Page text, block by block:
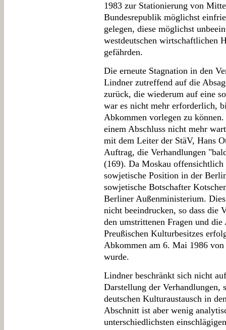
1983 zur Stationierung von
Bundesrepublik möglichst
gelegen, diese möglichst
westdeutschen wirtschaftlichen
gefährden.
Die erneute Stagnation in den
Lindner zutreffend auf die
zurück, die wiederum auf eine
war es nicht mehr erforderlich,
Abkommen vorlegen zu
einem Abschluss nicht mehr
mit dem Leiter der StäV, Hans
Auftrag, die Verhandlungen
(169). Da Moskau
sowjetische Position in der
sowjetische Botschafter
Berliner Außenministerium.
nicht beeindrucken, so dass die
den umstrittenen Fragen und
Preußischen Kulturbesitzes
Abkommen am 6. Mai 1986
wurde.
Lindner beschränkt sich nicht
Darstellung der Verhandlungen,
deutschen Kulturaustausch in
Abschnitt ist aber wenig
unterschiedlichsten